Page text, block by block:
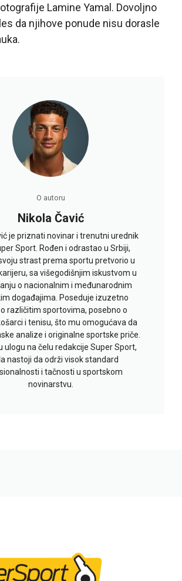
Lamine Yamal. Dovoljno
da njihove ponude nisu dorasle
O autoru
Nikola Čavić
je priznati novinar i trenutni urednik
Sport. Rođen i odrastao u Srbiji,
strast prema sportu pretvorio u
sa višegodišnjim iskustvom u
o nacionalnim i međunarodnim
događajima. Poseduje izuzetno
različitim sportovima, posebno o
i tenisu, što mu omogućava da
analize i originalne sportske priče.
ulogu na čelu redakcije Super Sport,
nastoji da održi visok standard
i tačnosti u sportskom
novinarstvu.